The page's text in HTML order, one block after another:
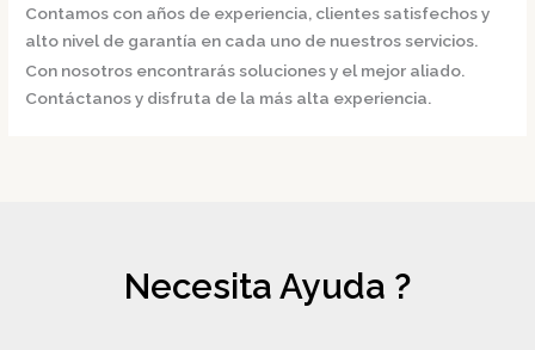
Contamos con años de experiencia, clientes satisfechos y
alto nivel de garantía en cada uno de nuestros servicios.
Con nosotros encontrarás soluciones y el mejor aliado.
Contáctanos y disfruta de la más alta experiencia.
Necesita Ayuda ?